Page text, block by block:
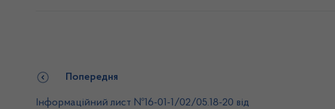
Попередня
Інформаційний лист №16-01-1/02/05.18-20 від